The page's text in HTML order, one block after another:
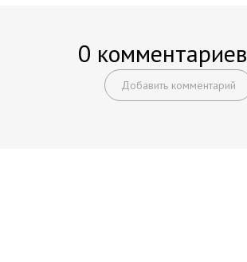
0 комментариев
Добавить комментарий